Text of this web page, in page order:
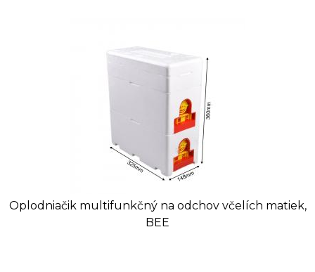
Oplodniačik multifunkčný na odchov včelích matiek,
BEE